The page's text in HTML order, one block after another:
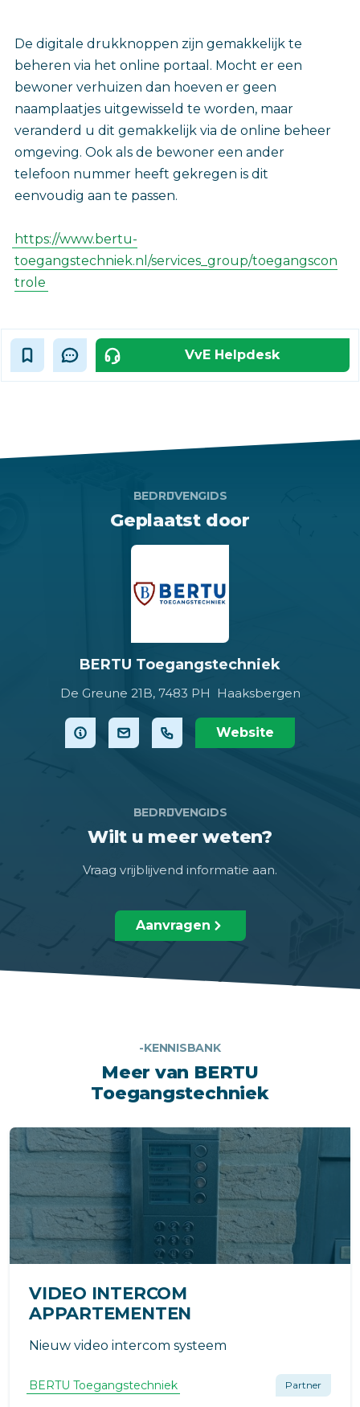
De digitale drukknoppen zijn gemakkelijk te
beheren via het online portaal. Mocht er een
bewoner verhuizen dan hoeven er geen
naamplaatjes uitgewisseld te worden, maar
veranderd u dit gemakkelijk via de online beheer
omgeving. Ook als de bewoner een ander
telefoon nummer heeft gekregen is dit
eenvoudig aan te passen.
https://www.bertu-
toegangstechniek.nl/services_group/toegangscon
trole
VvE Helpdesk
BEDRIJVENGIDS
Geplaatst door
BERTU Toegangstechniek
De Greune 21B, 7483 PH Haaksbergen
Website
BEDRIJVENGIDS
Wilt u meer weten?
Vraag vrijblijvend informatie aan.
Aanvragen
-KENNISBANK
Meer van BERTU
Toegangstechniek
VIDEO INTERCOM
APPARTEMENTEN
Nieuw video intercom systeem
BERTU Toegangstechniek Partner